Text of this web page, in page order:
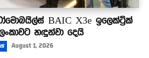
BAIC X3e ඉලෙක්ට්‍රික්
හඳුන්වා දෙයි
August 1, 2026